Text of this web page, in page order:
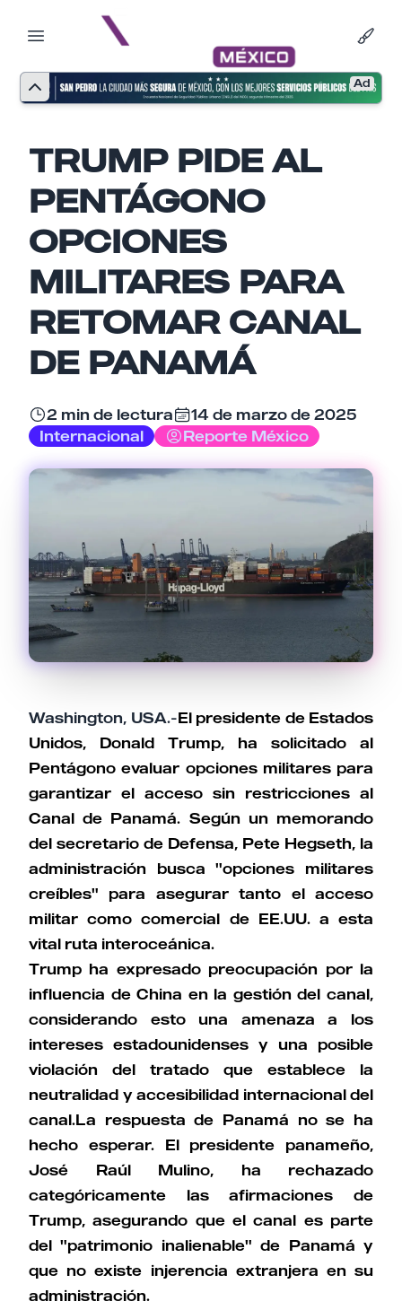
Ad
TRUMP PIDE AL
PENTÁGONO
OPCIONES
MILITARES PARA
RETOMAR CANAL
DE PANAMÁ
2 min de lectura
14 de marzo de 2025
Internacional
Reporte México
Washington, USA.-​​El presidente de Estados
Unidos, Donald Trump, ha solicitado al
Pentágono evaluar opciones militares para
garantizar el acceso sin restricciones al
Canal de Panamá. Según un memorando
del secretario de Defensa, Pete Hegseth, la
administración busca "opciones militares
creíbles" para asegurar tanto el acceso
militar como comercial de EE.UU. a esta
vital ruta interoceánica.
Trump ha expresado preocupación por la
influencia de China en la gestión del canal,
considerando esto una amenaza a los
intereses estadounidenses y una posible
violación del tratado que establece la
neutralidad y accesibilidad internacional del
canal.La respuesta de Panamá no se ha
hecho esperar. El presidente panameño,
José Raúl Mulino, ha rechazado
categóricamente las afirmaciones de
Trump, asegurando que el canal es parte
del "patrimonio inalienable" de Panamá y
que no existe injerencia extranjera en su
administración.
Email